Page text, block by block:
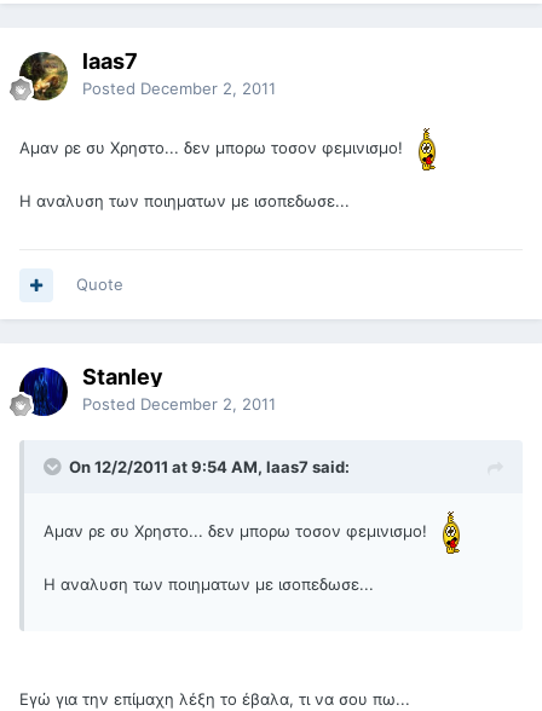
laas7
Posted December 2, 2011
Αμαν ρε συ Χρηστο... δεν μπορω τοσον φεμινισμο!
Η αναλυση των ποιηματων με ισοπεδωσε...
Quote
Stanley
Posted December 2, 2011
On 12/2/2011 at 9:54 AM, laas7 said:
Αμαν ρε συ Χρηστο... δεν μπορω τοσον φεμινισμο!
Η αναλυση των ποιηματων με ισοπεδωσε...
Εγώ για την επίμαχη λέξη το έβαλα, τι να σου πω...